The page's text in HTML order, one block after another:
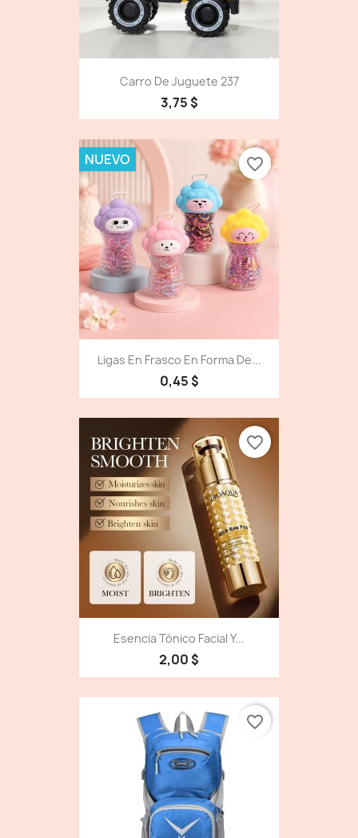
Carro De Juguete 237
3,75 $
Ligas En Frasco En Forma De...
0,45 $
NUEVO favorite_border
Esencia Tónico Facial Y...
2,00 $
favorite_border
favorite_border